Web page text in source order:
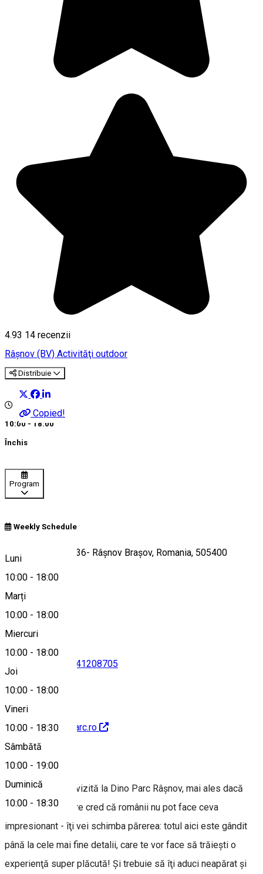
4.93 14 recenzii
Râşnov (BV) Activităţi outdoor
Distribuie
Copied!
10:00 - 18:00
Închis
Program
Weekly Schedule
Luni
10:00 - 18:00
Marți
10:00 - 18:00
Miercuri
10:00 - 18:00
Joi
10:00 - 18:00
Vineri
10:00 - 18:30
Sâmbătă
10:00 - 19:00
Duminică
10:00 - 18:30
Strada Cetății, nr. 36- Râșnov Brașov, Romania, 505400
Hartă
0741208705
http://www.dinoparc.ro
Despre
Trebuie să faci o vizită la Dino Parc Râşnov, mai ales dacă
eşti printre cei care cred că românii nu pot face ceva
impresionant - îţi vei schimba părerea: totul aici este gândit
până la cele mai fine detalii, care te vor face să trăieşti o
experienţă super plăcută! Şi trebuie să îţi aduci neapărat şi